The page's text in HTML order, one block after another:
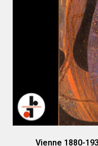
Vienne 1880-